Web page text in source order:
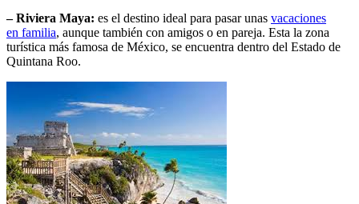
– Riviera Maya: es el destino ideal para pasar unas vacaciones
en familia, aunque también con amigos o en pareja. Esta la zona
turística más famosa de México, se encuentra dentro del Estado de
Quintana Roo.